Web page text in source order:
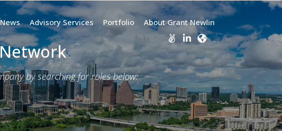
News Advisory Services Portfolio About Grant Newlin
by searching for roles below: